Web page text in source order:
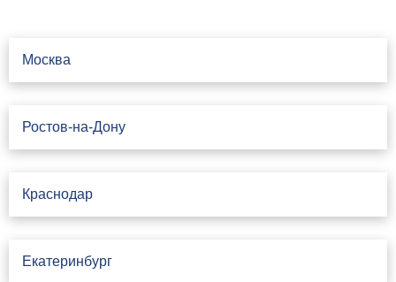
Москва
Ростов-на-Дону
Краснодар
Екатеринбург